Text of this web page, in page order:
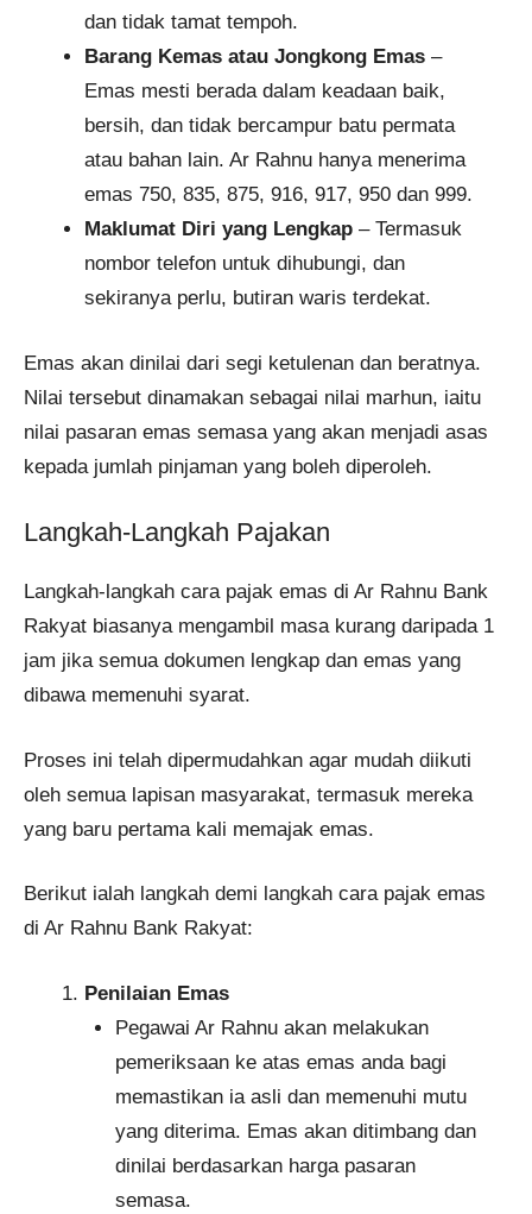
dan tidak tamat tempoh.
Barang Kemas atau Jongkong Emas –
Emas mesti berada dalam keadaan baik,
bersih, dan tidak bercampur batu permata
atau bahan lain. Ar Rahnu hanya menerima
emas 750, 835, 875, 916, 917, 950 dan 999.
Maklumat Diri yang Lengkap – Termasuk
nombor telefon untuk dihubungi, dan
sekiranya perlu, butiran waris terdekat.
Emas akan dinilai dari segi ketulenan dan beratnya.
Nilai tersebut dinamakan sebagai nilai marhun, iaitu
nilai pasaran emas semasa yang akan menjadi asas
kepada jumlah pinjaman yang boleh diperoleh.
Langkah-Langkah Pajakan
Langkah-langkah cara pajak emas di Ar Rahnu Bank
Rakyat biasanya mengambil masa kurang daripada 1
jam jika semua dokumen lengkap dan emas yang
dibawa memenuhi syarat.
Proses ini telah dipermudahkan agar mudah diikuti
oleh semua lapisan masyarakat, termasuk mereka
yang baru pertama kali memajak emas.
Berikut ialah langkah demi langkah cara pajak emas
di Ar Rahnu Bank Rakyat:
Penilaian Emas
Pegawai Ar Rahnu akan melakukan
pemeriksaan ke atas emas anda bagi
memastikan ia asli dan memenuhi mutu
yang diterima. Emas akan ditimbang dan
dinilai berdasarkan harga pasaran
semasa.